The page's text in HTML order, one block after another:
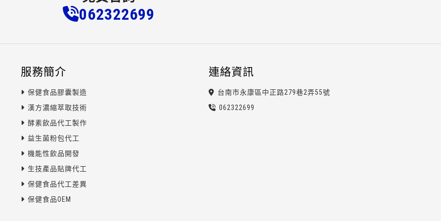
062322699
服務簡介
保健食品膠囊製造
漢方濃縮萃取技術
酵素飲品代工製作
益生菌粉包代工
機能性飲品開發
生技產品貼牌代工
保健食品代工差異
保健食品OEM
連絡資訊
台南市永康區中正路279巷2弄55號
062322699